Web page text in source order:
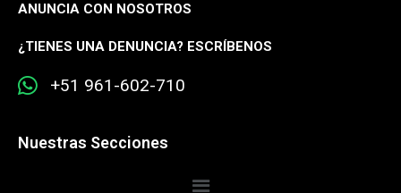
ANUNCIA CON NOSOTROS
¿TIENES UNA DENUNCIA? ESCRÍBENOS
+51 961-602-710
Nuestras Secciones